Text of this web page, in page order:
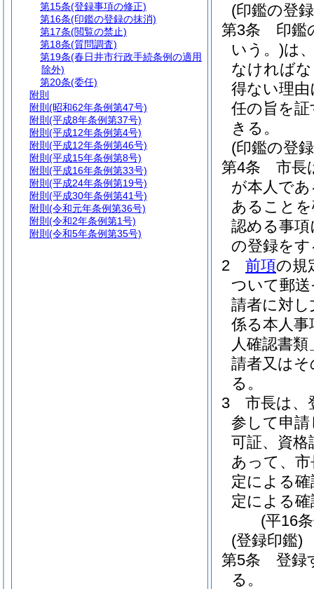
(印鑑の登
第3条
印鑑
いう。)は
なければ
得ない理
任の旨を
きる。
(印鑑の登
第4条
市長
が本人で
あること
認める事
の登録を
2
前項の規
ついて郵
請者に対
係る本人
人確認書
請者又は
る。
3
市長は、
参して申
可証、資格
あって、
定による
定による
(平16
(登録印鑑)
第5条
登録
る。
第15条(登録事項の修正)
第16条(印鑑の登録の抹消)
第17条(閲覧の禁止)
第18条(質問調査)
第19条(春日井市行政手続条例の適用
除外)
第20条(委任)
附則
附則 (昭和62年条例第47号)
附則 (平成8年条例第37号)
附則 (平成12年条例第4号)
附則 (平成12年条例第46号)
附則 (平成15年条例第8号)
附則 (平成16年条例第33号)
附則 (平成24年条例第19号)
附則 (平成30年条例第41号)
附則 (令和元年条例第36号)
附則 (令和2年条例第1号)
附則 (令和5年条例第35号)